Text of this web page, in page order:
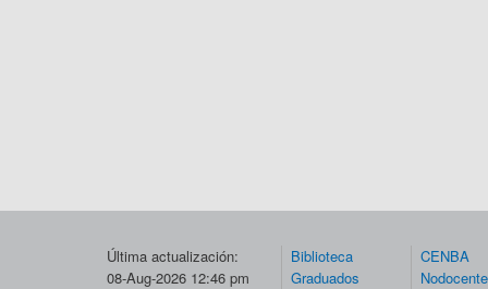
Última actualización:
08-Aug-2026 12:46 pm
Biblioteca
Graduados
CENBA